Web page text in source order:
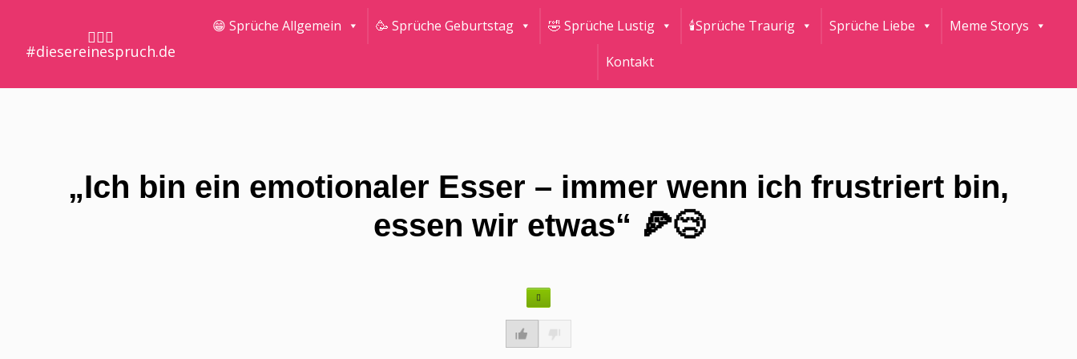
🤷🏼‍♀️
#diesereinespruch.de
😁 Sprüche Allgemein 🥳 Sprüche Geburtstag 🤣 Sprüche Lustig 🕯Sprüche Traurig Sprüche Liebe Meme Storys
Kontakt
„Ich bin ein emotionaler Esser – immer wenn ich frustriert bin,
essen wir etwas“ 🍕😢